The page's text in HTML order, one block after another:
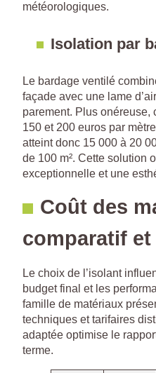
météorologiques.
Isolation par
Le bardage ventilé
façade avec une lame
parement. Plus onéreuse,
150 et 200 euros par
atteint donc 15 000 à 20
de 100 m². Cette solution
exceptionnelle et une
Coût des
comparatif
Le choix de l’isolant
budget final et les
famille de matériaux
techniques et tarifaires
adaptée optimise le
terme.